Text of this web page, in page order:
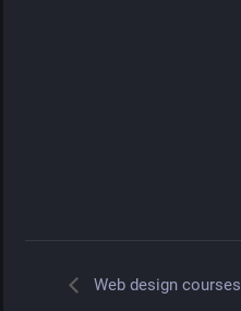
Web design courses